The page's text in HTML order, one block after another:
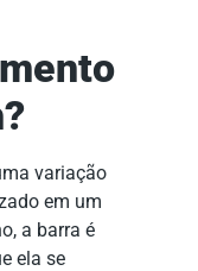
variação
em um
a barra é
ela se